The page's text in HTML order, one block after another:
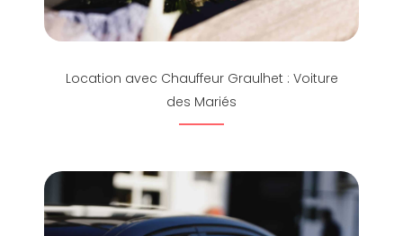
Location avec Chauffeur Graulhet : Voiture
des Mariés